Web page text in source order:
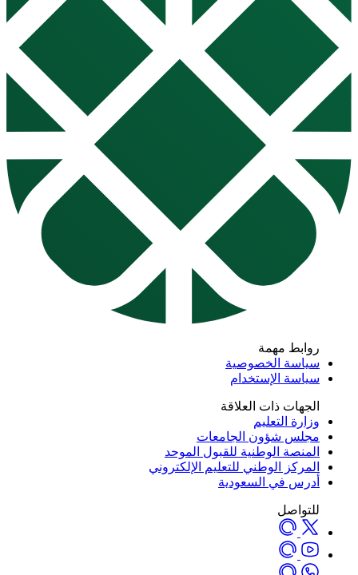
روابط مهمة
سياسة الخصوصية
سياسة الإستخدام
الجهات ذات العلاقة
وزارة التعليم
مجلس شؤون الجامعات
المنصة الوطنية للقبول الموحد
المركز الوطني للتعليم الإلكتروني
أدرس في السعودية
للتواصل